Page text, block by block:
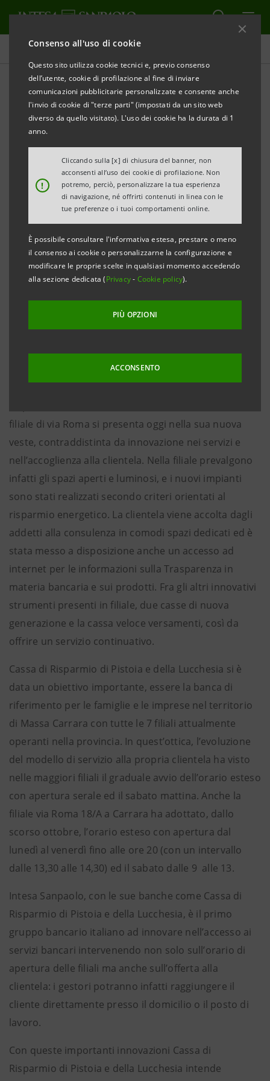
Consenso all'uso di cookie
Questo sito utilizza cookie tecnici e, previo consenso
dell’utente, cookie di profilazione al fine di inviare
comunicazioni pubblicitarie personalizzate e consente anche
l'invio di cookie di "terze parti" (impostati da un sito web
diverso da quello visitato). L'uso dei cookie ha la durata di 1
anno.
!
Cliccando sulla [x] di chiusura del banner, non
acconsenti all’uso dei cookie di profilazione. Non
potremo, perciò, personalizzare la tua esperienza
di navigazione, né offrirti contenuti in linea con le
tue preferenze o i tuoi comportamenti online.
È possibile consultare l'informativa estesa, prestare o meno
il consenso ai cookie o personalizzarne la configurazione e
modificare le proprie scelte in qualsiasi momento accedendo
alla sezione dedicata (Privacy- Cookie policy).
PIÙ OPZIONI
ACCONSENTO
Comunicati stampa
STAMPA AGGIORNA
COMUNICATO STAMPA
LUCCHESIA:
INAUGURATA LA FILIALE DI CARRARA IN VIA ROMA
DOPO I LAVORI DI RISTRUTTURAZIONE
DALLO SCORSO OTTOBRE LA FILIALE E’ APERTA
FINO ALLE 20
E ANCHE IL SABATO MATTINA
filiale di via Roma si presenta oggi nella sua nuova
veste, contraddistinta da innovazione nei servizi e
nell’accoglienza alla clientela. Nella filiale prevalgono
infatti gli spazi aperti e luminosi, e i nuovi impianti
sono stati realizzati secondo criteri orientati al
risparmio energetico. La clientela viene accolta dagli
addetti alla consulenza in comodi spazi dedicati ed è
stata messo a disposizione anche un accesso ad
internet per le informazioni sulla Trasparenza in
materia bancaria e sui prodotti. Fra gli altri innovativi
strumenti presenti in filiale, due casse di nuova
generazione e la cassa veloce versamenti, così da
offrire un servizio continuativo.
Cassa di Risparmio di Pistoia e della Lucchesia si è
data un obiettivo importante, essere la banca di
riferimento per le famiglie e le imprese nel territorio
di Massa Carrara con tutte le 7 filiali attualmente
operanti nella provincia. In quest’ottica, l’evoluzione
del modello di servizio alla propria clientela ha visto
nelle maggiori filiali il graduale avvio dell’orario esteso
con apertura serale ed il sabato mattina. Anche la
filiale via Roma 18/A a Carrara ha adottato, dallo
scorso ottobre, l’orario esteso con apertura dal
lunedì al venerdì fino alle ore 20 (con un intervallo
dalle 13,30 alle 14,30) ed il sabato dalle 9 alle 13.
Intesa Sanpaolo, con le sue banche come Cassa di
Risparmio di Pistoia e della Lucchesia, è il primo
gruppo bancario italiano ad innovare nell’accesso ai
servizi bancari intervenendo non solo sull’orario di
apertura delle filiali ma anche sull’offerta alla
clientela: i gestori potranno infatti raggiungere il
cliente direttamente presso il domicilio o il posto di
lavoro.
Con queste importanti innovazioni Cassa di
Risparmio di Pistoia e della Lucchesia intende